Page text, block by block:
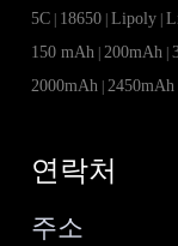
5C 18650 |Lipoly |
150 mAh |200mAh |
2000mAh |2450mAh
연락처
주소